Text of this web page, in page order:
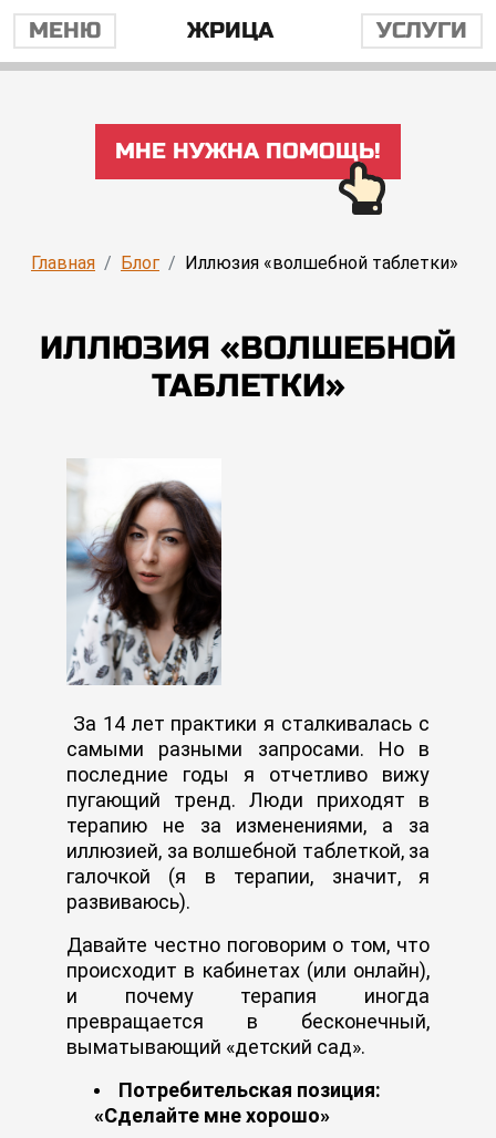
МЕНЮ ЖРИЦА УСЛУГИ
МНЕ НУЖНА ПОМОЩЬ!
Главная Блог Иллюзия «волшебной таблетки»
ИЛЛЮЗИЯ «ВОЛШЕБНОЙ
ТАБЛЕТКИ»
За 14 лет практики я сталкивалась с
самыми разными запросами. Но в
последние годы я отчетливо вижу
пугающий тренд. Люди приходят в
терапию не за изменениями, а за
иллюзией, за волшебной таблеткой, за
галочкой (я в терапии, значит, я
развиваюсь).
Давайте честно поговорим о том, что
происходит в кабинетах (или онлайн),
и почему терапия иногда
превращается в бесконечный,
выматывающий «детский сад».
Потребительская позиция:
«Сделайте мне хорошо»